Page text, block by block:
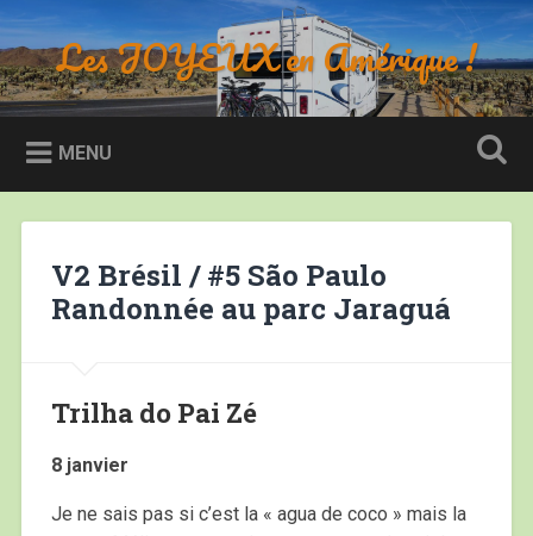
au
contenu
principal
RechercheLes JOYEUX en Amérique !
MENU
V2 Brésil / #5 São Paulo
Randonnée au parc Jaraguá
Trilha do Pai Zé
8 janvier
Je ne sais pas si c’est la « agua de coco » mais la